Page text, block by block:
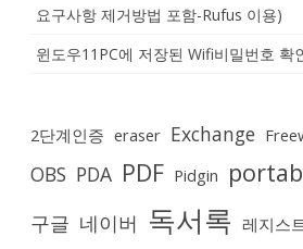
요구사항 제거방법 포함-Rufus 이용)
윈도우11PC에 저장된 Wifi비밀번호 확
2단계인증 eraser Exchange
OBS PDA PDF Pidgin
구글 네이버 독서록 레지스